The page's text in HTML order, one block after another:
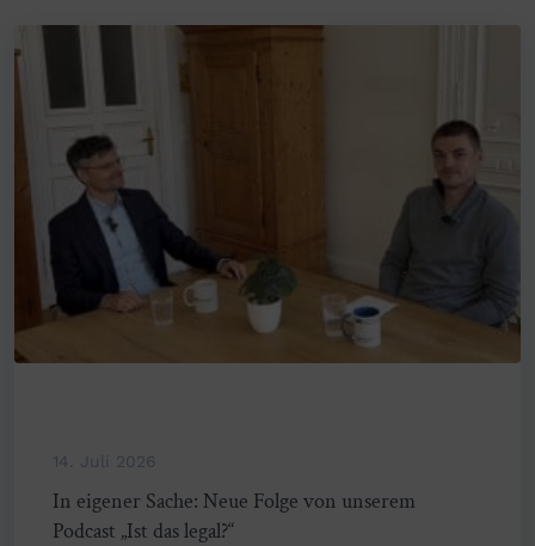
14. Juli 2026
In eigener Sache: Neue Folge von unserem
Podcast „Ist das legal?“